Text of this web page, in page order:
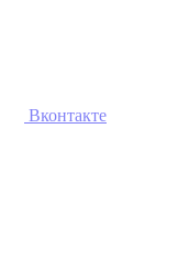
Вконтакте